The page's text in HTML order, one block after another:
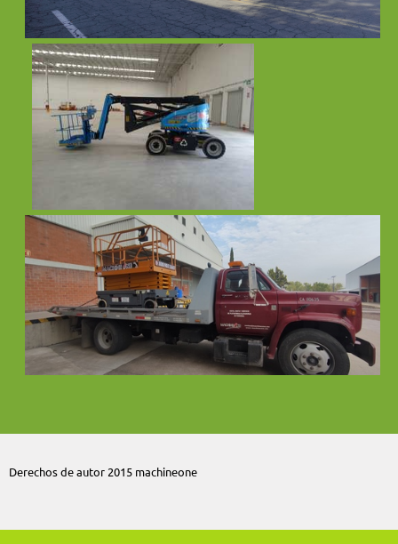
Derechos de autor 2015 machineone